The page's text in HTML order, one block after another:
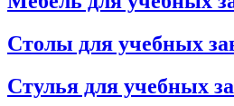
Столы для учебных
Стулья для учебных